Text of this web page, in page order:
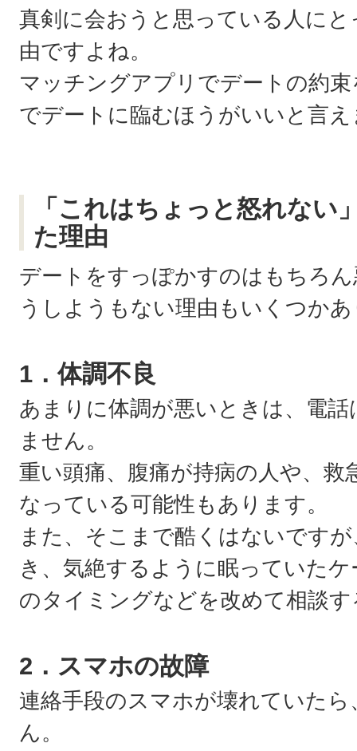
真剣に会おうと思っている人に
由ですよね。
マッチングアプリでデートの約
でデートに臨むほうがいいと言
「これはちょっと怒れない
た理由
デートをすっぽかすのはもちろ
うしようもない理由もいくつか
1．体調不良
あまりに体調が悪いときは、電
ません。
重い頭痛、腹痛が持病の人や、救
なっている可能性もあります。
また、そこまで酷くはないです
き、気絶するように眠っていた
のタイミングなどを改めて相談
2．スマホの故障
連絡手段のスマホが壊れていた
ん。